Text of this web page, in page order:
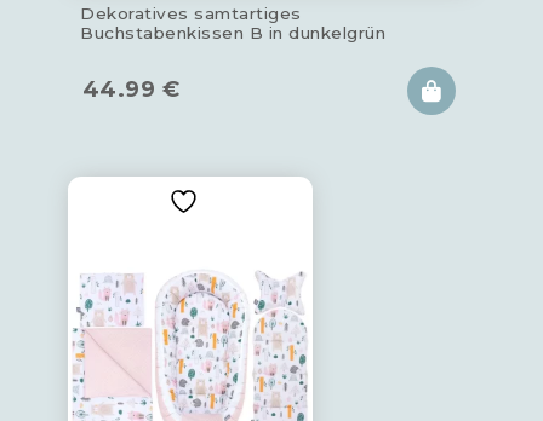
Dekoratives samtartiges
Buchstabenkissen B in dunkelgrün
44.99 €